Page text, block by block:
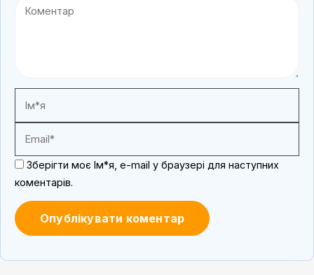
Зберігти моє Ім*я, e-mail у браузері для наступних
коментарів.